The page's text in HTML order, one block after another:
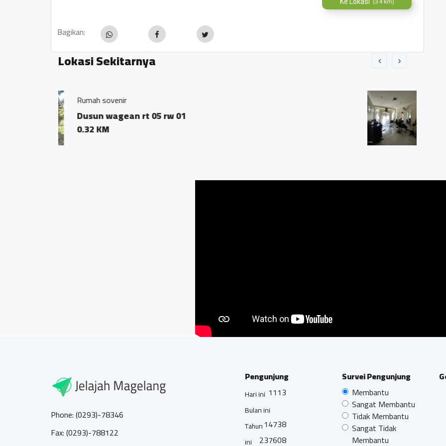
(3.4 km)
Bagikan:
Lokasi Sekitarnya
YUNI SALON TUKSONGO ,Salon Spesialis Perawatan Rambut
Tuksongo II rt001/rw005
Phone: (0293)-78346
Fax: (0293)-788122
Pengunjung
Hari ini 1113
Bulan ini
14738
Tahun
ini
237608
Survei Pengunjung
Membantu
Sangat Membantu
Tidak Membantu
Sangat Tidak
Membantu